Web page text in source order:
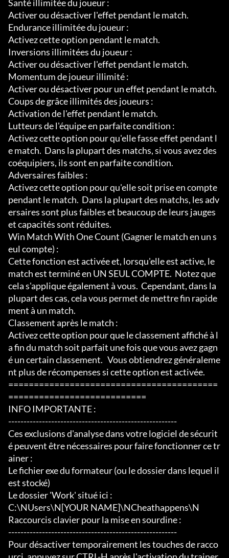
Santé illimitée du joueur :
Activer ou désactiver l'effet pendant le match.
Endurance illimitée du joueur :
Activez cette option pendant le match.
Inversions illimitées du joueur :
Activer ou désactiver l'effet pendant le match.
Momentum de joueur illimité :
Activer ou désactiver pour un effet pendant le match.
Coups de grâce illimités des joueurs :
Activation de l'effet pendant le match.
Lutteurs de l'équipe en parfaite condition :
Activez cette option pour qu'elle fasse effet pendant l
e match.  Dans la plupart des matchs, si vous avez des
coéquipiers, ils sont en parfaite condition.
Adversaires faibles :
Activez cette option pour qu'elle soit prise en compte
pendant le match.  Dans la plupart des matchs, les adv
ersaires sont plus faibles et beaucoup de leurs jauges
et capacités sont réduites.
Win Match With One Count (Gagner le match en un s
eul compte) :
Cette fonction est activée et, lorsqu'elle est active, le
match est terminé en UN SEUL COMPTE.  Notez que
cela s'applique également à vous.  Cependant, dans la
plupart des cas, cela vous permet de mettre fin rapide
ment à un match.
Classement après le match :
Activez cette option pour que le classement affiché à l
a fin du match soit parfait une fois que vous avez gagn
é un certain classement.   Vous obtiendrez généraleme
nt plus de récompenses si cette option est activée.
=========================================
===========================
INFO IMPORTANTE :
-------------------------------------------------------
Ces exclusions d'analyse dans votre logiciel de sécurit
é peuvent être nécessaires pour faire fonctionner ce tr
ainer :
Le fichier exe du formateur (ou le dossier dans lequel il
est stocké)
Le dossier 'Work' situé ici :
C:\NUsers\N[YOUR NAME]\NCheathappens\N
Raccourcis clavier pour la mise en sourdine :
-------------------------------------------------------
Pour désactiver temporairement les touches de racco